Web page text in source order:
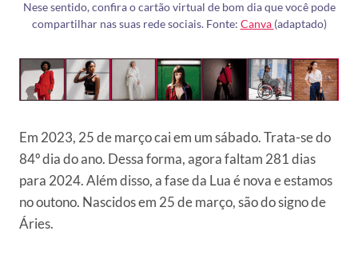
Nese sentido, confira o cartão virtual de bom dia que você pode
compartilhar nas suas rede sociais. Fonte: Canva (adaptado)
Em 2023, 25 de março cai em um sábado. Trata-se do
84º dia do ano. Dessa forma, agora faltam 281 dias
para 2024. Além disso, a fase da Lua é nova e estamos
no outono. Nascidos em 25 de março, são do signo de
Áries.